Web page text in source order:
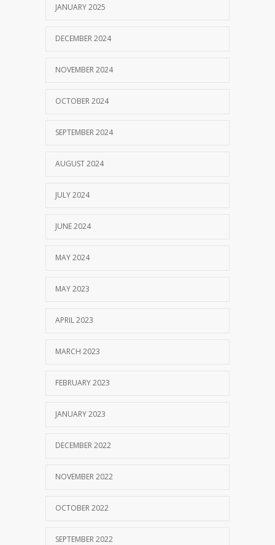
JANUARY 2025
DECEMBER 2024
NOVEMBER 2024
OCTOBER 2024
SEPTEMBER 2024
AUGUST 2024
JULY 2024
JUNE 2024
MAY 2024
MAY 2023
APRIL 2023
MARCH 2023
FEBRUARY 2023
JANUARY 2023
DECEMBER 2022
NOVEMBER 2022
OCTOBER 2022
SEPTEMBER 2022